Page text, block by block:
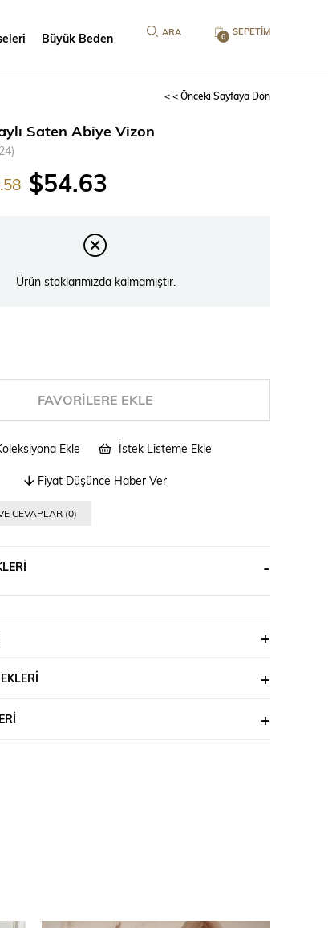
SEPETIM
0
Büyük Beden
< < Önceki Sayfaya Dön
Saten Abiye Vizon
$54.63
Ürün stoklarımızda kalmamıştır.
FAVORILERE EKLE
Ekle İstek Listeme Ekle
Fiyat Düşünce Haber Ver
CEVAPLAR (0)